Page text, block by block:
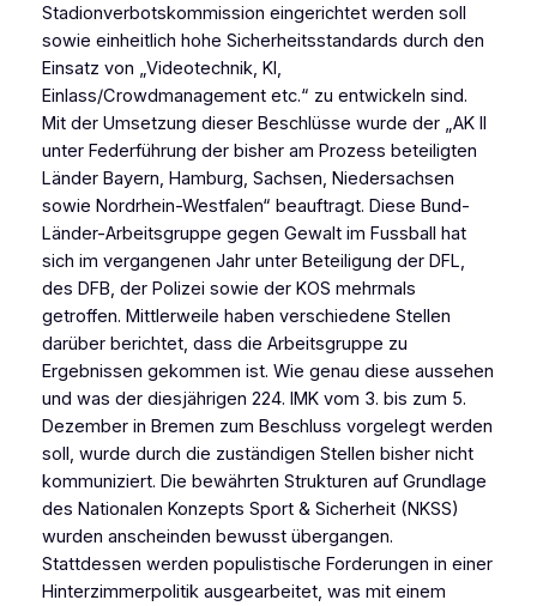
Stadionverbotskommission eingerichtet werden soll
sowie einheitlich hohe Sicherheitsstandards durch den
Einsatz von „Videotechnik, KI,
Einlass/Crowdmanagement etc.“ zu entwickeln sind.
Mit der Umsetzung dieser Beschlüsse wurde der „AK II
unter Federführung der bisher am Prozess beteiligten
Länder Bayern, Hamburg, Sachsen, Niedersachsen
sowie Nordrhein-Westfalen“ beauftragt. Diese Bund-
Länder-Arbeitsgruppe gegen Gewalt im Fussball hat
sich im vergangenen Jahr unter Beteiligung der DFL,
des DFB, der Polizei sowie der KOS mehrmals
getroffen. Mittlerweile haben verschiedene Stellen
darüber berichtet, dass die Arbeitsgruppe zu
Ergebnissen gekommen ist. Wie genau diese aussehen
und was der diesjährigen 224. IMK vom 3. bis zum 5.
Dezember in Bremen zum Beschluss vorgelegt werden
soll, wurde durch die zuständigen Stellen bisher nicht
kommuniziert. Die bewährten Strukturen auf Grundlage
des Nationalen Konzepts Sport & Sicherheit (NKSS)
wurden anscheinden bewusst übergangen.
Stattdessen werden populistische Forderungen in einer
Hinterzimmerpolitik ausgearbeitet, was mit einem